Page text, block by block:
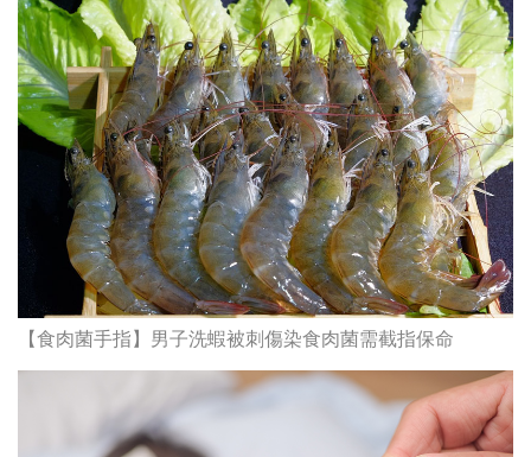
【食肉菌手指】男子洗蝦被刺傷染食肉菌需截指保命